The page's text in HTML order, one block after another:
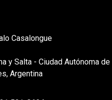
Casalongue
y Salta - Ciudad Autónoma de
Argentina